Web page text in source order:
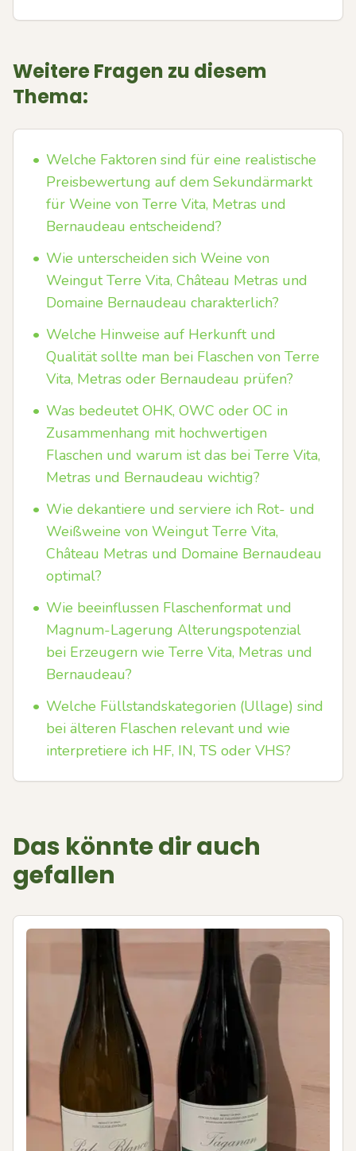
Weitere Fragen zu diesem
Thema:
• Welche Faktoren sind für eine realistische
Preisbewertung auf dem Sekundärmarkt
für Weine von Terre Vita, Metras und
Bernaudeau entscheidend?
• Wie unterscheiden sich Weine von
Weingut Terre Vita, Château Metras und
Domaine Bernaudeau charakterlich?
• Welche Hinweise auf Herkunft und
Qualität sollte man bei Flaschen von Terre
Vita, Metras oder Bernaudeau prüfen?
• Was bedeutet OHK, OWC oder OC in
Zusammenhang mit hochwertigen
Flaschen und warum ist das bei Terre Vita,
Metras und Bernaudeau wichtig?
• Wie dekantiere und serviere ich Rot- und
Weißweine von Weingut Terre Vita,
Château Metras und Domaine Bernaudeau
optimal?
• Wie beeinflussen Flaschenformat und
Magnum-Lagerung Alterungspotenzial
bei Erzeugern wie Terre Vita, Metras und
Bernaudeau?
• Welche Füllstandskategorien (Ullage) sind
bei älteren Flaschen relevant und wie
interpretiere ich HF, IN, TS oder VHS?
Das könnte dir auch
gefallen